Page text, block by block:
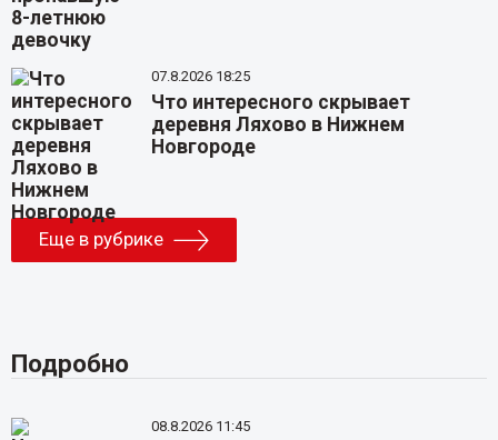
07.8.2026 18:25
Что интересного скрывает
деревня Ляхово в Нижнем
Новгороде
Еще в рубрике
Подробно
08.8.2026 11:45